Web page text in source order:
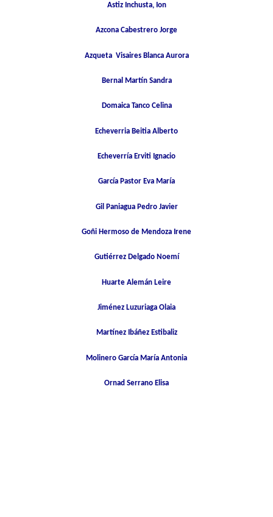
Astiz Inchusta, Ion
Azcona Cabestrero Jorge
Azqueta Visaires Blanca Aurora
Bernal Martín Sandra
Domaica Tanco Celina
Echeverria Beitia Alberto
Echeverría Erviti Ignacio
García Pastor Eva María
Gil Paniagua Pedro Javier
Goñi Hermoso de Mendoza Irene
Gutiérrez Delgado Noemí
Huarte Alemán Leire
Jiménez Luzuriaga Olaia
Martínez Ibáñez Estibaliz
Molinero García María Antonia
Ornad Serrano Elisa